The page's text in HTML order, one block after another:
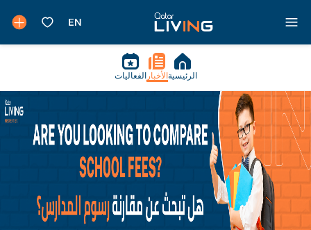
الرئيسية الأخبار الفعاليات